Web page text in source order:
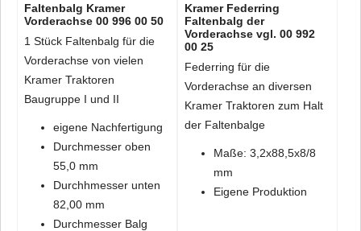
Faltenbalg Kramer
Vorderachse 00 996 00 50
1 Stück Faltenbalg für die
Vorderachse von vielen
Kramer Traktoren
Baugruppe I und II
eigene Nachfertigung
Durchmesser oben
55,0 mm
Durchhmesser unten
82,00 mm
Durchmesser Balg
Kramer Federring
Faltenbalg der
Vorderachse vgl. 00 992
00 25
Federring für die
Vorderachse an diversen
Kramer Traktoren zum Halt
der Faltenbalge
Maße: 3,2x88,5x8/8
mm
Eigene Produktion